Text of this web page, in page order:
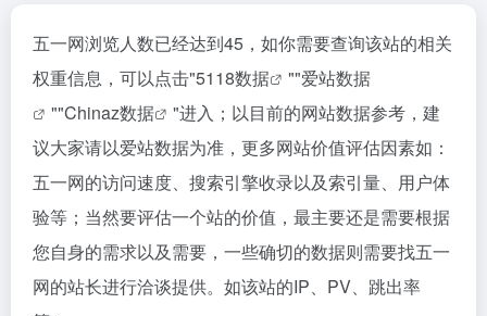
五一网浏览人数已经达到45，如你需要查询该站的相关
权重信息，可以点击"5118数据 ""爱站数据
""Chinaz数据
"进入；以目前的网站数据参考，建
议大家请以爱站数据为准，更多网站价值评估因素如：
五一网的访问速度、搜索引擎收录以及索引量、用户体
验等；当然要评估一个站的价值，最主要还是需要根据
您自身的需求以及需要，一些确切的数据则需要找五一
网的站长进行洽谈提供。如该站的IP、PV、跳出率